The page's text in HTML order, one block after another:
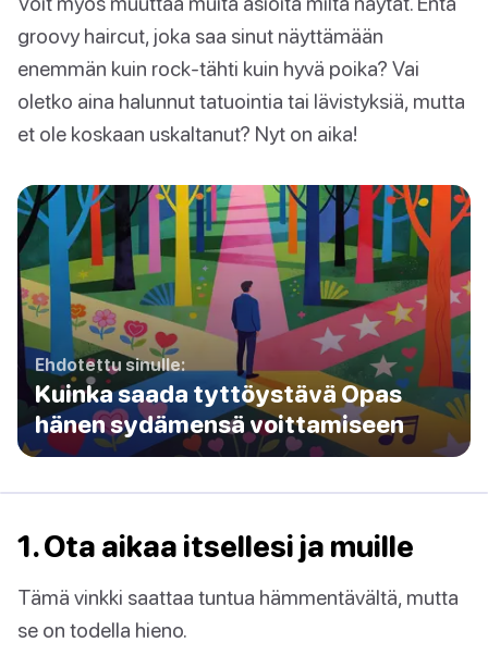
groovy haircut, joka saa sinut näyttämään
enemmän kuin rock-tähti kuin hyvä poika? Vai
oletko aina halunnut tatuointia tai lävistyksiä, mutta
et ole koskaan uskaltanut? Nyt on aika!
Ehdotettu sinulle:
Kuinka saada tyttöystävä Opas
hänen sydämensä voittamiseen
1. Ota aikaa itsellesi ja muille
Tämä vinkki saattaa tuntua hämmentävältä, mutta
se on todella hieno.